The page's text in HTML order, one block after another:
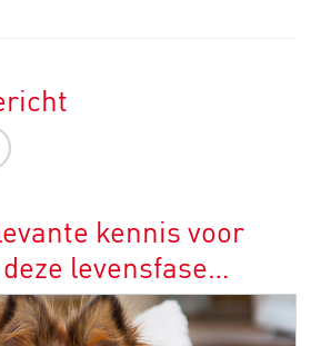
kennis voor
levensfase…